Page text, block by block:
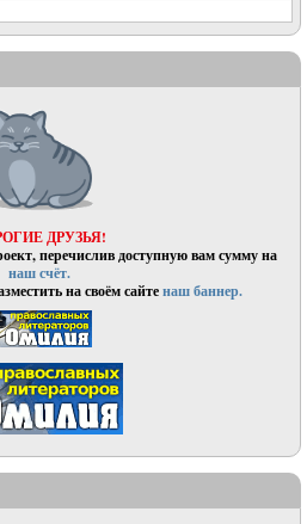
ДРУЗЬЯ!
перечислив доступную вам сумму на
наш счёт.
на своём сайтенаш баннер.